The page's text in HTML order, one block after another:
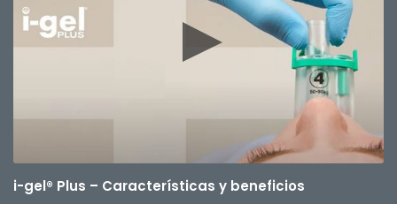
i-gel® Plus – Características y beneficios